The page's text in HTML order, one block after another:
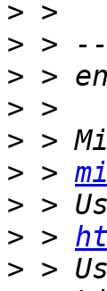
>
>
>
>
>
> >
>
> >
>